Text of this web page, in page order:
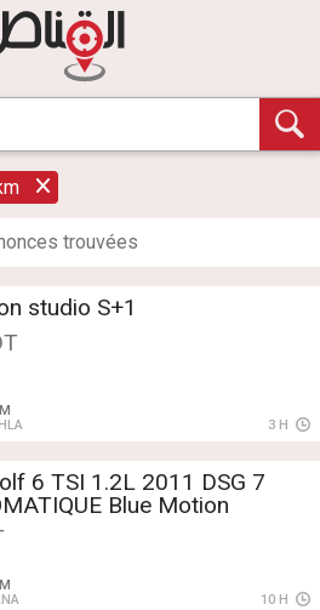
s trouvées
studio S+1
3 H
6 TSI 1.2L 2011 DSG 7
Blue Motion
10 H